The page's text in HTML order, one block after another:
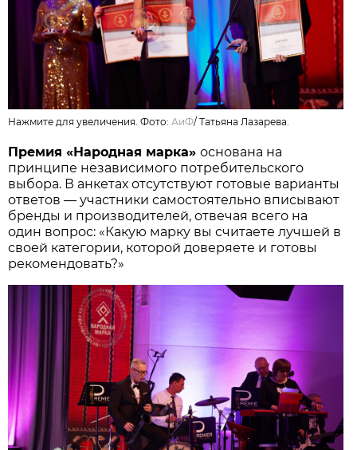
Нажмите для увеличения. Фото: АиФ/Татьяна Лазарева.
Премия «Народная марка»основана на
принципе независимого потребительского
выбора. В анкетах отсутствуют готовые варианты
ответов — участники самостоятельно вписывают
бренды и производителей, отвечая всего на
один вопрос: «Какую марку вы считаете лучшей в
своей категории, которой доверяете и готовы
рекомендовать?»